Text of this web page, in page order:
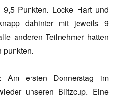
Punkten. Locke Hart und
dahinter mit jeweils 9
anderen Teilnehmer hatten
punkten.
Am ersten Donnerstag im
unseren Blitzcup. Eine